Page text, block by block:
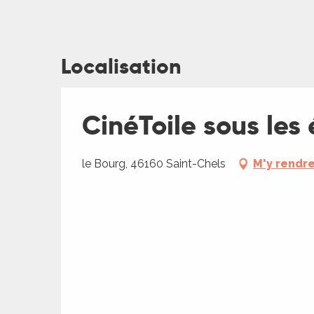
Localisation
CinéToile sous
le Bourg, 46160 Saint-Chels M'y rendre